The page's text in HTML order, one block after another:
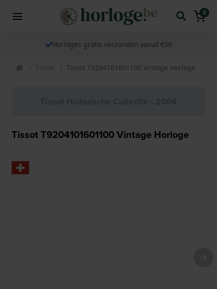
0
Horloges gratis verzonden vanaf €50
Tissot Tissot T9204101601100 Vintage Horloge
Tissot T9204101601100 Vintage Horloge